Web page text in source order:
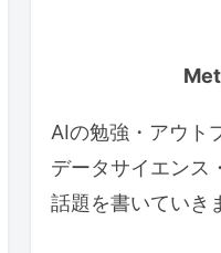
AIの勉強・アウト
データサイエンス
話題を書いていき